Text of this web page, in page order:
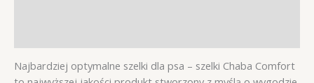
Najbardziej optymalne szelki dla psa – szelki Chaba Comfort